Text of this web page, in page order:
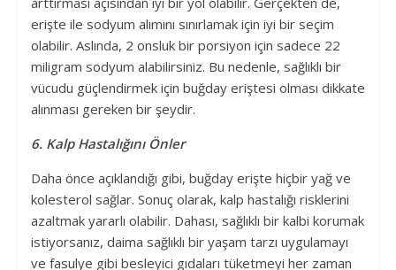
erişte ile sodyum alımını sınırlamak için iyi bir seçim
olabilir. Aslında, 2 onsluk bir porsiyon için sadece 22
miligram sodyum alabilirsiniz. Bu nedenle, sağlıklı bir
vücudu güçlendirmek için buğday eriştesi olması dikkate
alınması gereken bir şeydir.
6. Kalp Hastalığını Önler
Daha önce açıklandığı gibi, buğday erişte hiçbir yağ ve
kolesterol sağlar. Sonuç olarak, kalp hastalığı risklerini
azaltmak yararlı olabilir. Dahası, sağlıklı bir kalbi korumak
istiyorsanız, daima sağlıklı bir yaşam tarzı uygulamayı
ve fasulye gibi besleyici gıdaları tüketmeyi her zaman